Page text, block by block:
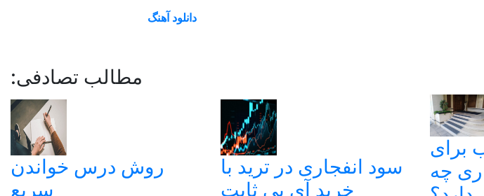
دانلود آهنگ
مطالب تصادفی:
برای
چه
سود انفجاری در ترید با
خرید آی پی ثابت
روش درس خواندن
سریع